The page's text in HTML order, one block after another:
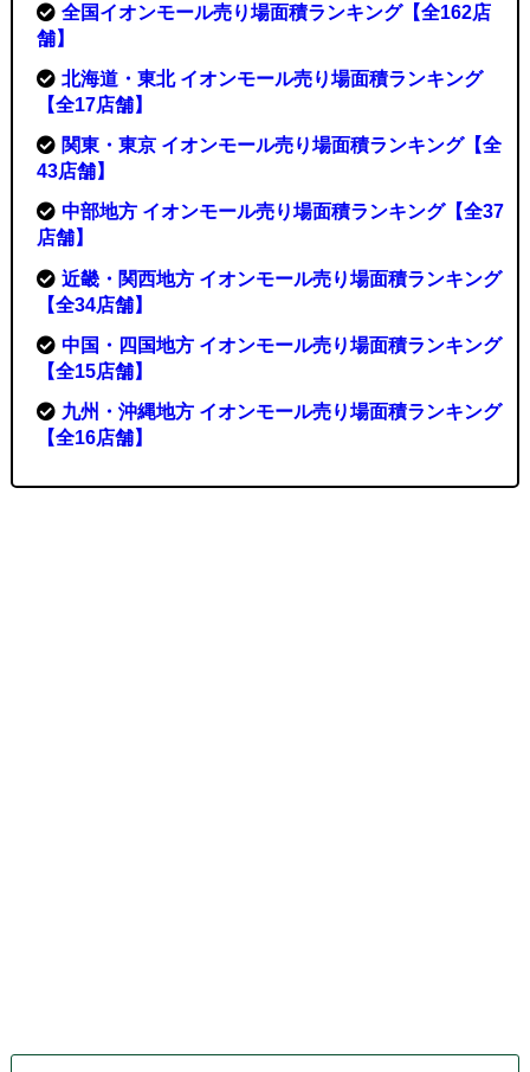
全国イオンモール売り場面積ランキング【全162店
舗】
北海道・東北 イオンモール売り場面積ランキング
【全17店舗】
関東・東京 イオンモール売り場面積ランキング【全
43店舗】
中部地方 イオンモール売り場面積ランキング【全37
店舗】
近畿・関西地方 イオンモール売り場面積ランキング
【全34店舗】
中国・四国地方 イオンモール売り場面積ランキング
【全15店舗】
九州・沖縄地方 イオンモール売り場面積ランキング
【全16店舗】